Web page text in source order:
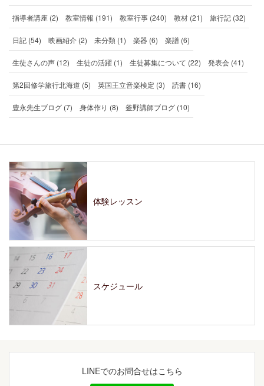
指導者講座 (2) 教室情報 (191) 教室行事 (240) 教材 (21) 旅行記 (32)
日記 (54) 映画紹介 (2) 未分類 (1) 楽器 (6) 楽譜 (6)
生徒さんの声 (12) 生徒の活躍 (1) 生徒募集について (22) 発表会 (41)
第2回修学旅行北海道 (5) 英国王立音楽検定 (3) 読書 (16)
豊永先生ブログ (7) 身体作り (8) 釜野講師ブログ (10)
LINEでのお問合せはこちら
体験レッスン
スケジュール